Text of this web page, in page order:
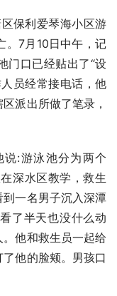
保利爱琴海小区游
。7月10日中午，记
门口已经贴出了“设
员经常接电话，他
派出所做了笔录，
:游泳池分为两个
深水区教学，救生
一名男子沉入深潭
了半天也没什么动
他和救生员一起给
他的脸颊。男孩口